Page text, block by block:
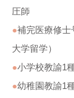
圧師
●補完医療修士
大学留学）
●小学校教諭1
●幼稚園教諭1